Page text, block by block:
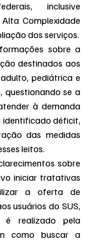
inclusive
Complexidade
dos serviços.
sobre a
destinados aos
pediátrica e
questionando se a
à demanda
identificado déficit,
das medidas
leitos.
sobre
iniciar tratativas
a oferta de
usuários do SUS,
é realizado pela
como buscar a